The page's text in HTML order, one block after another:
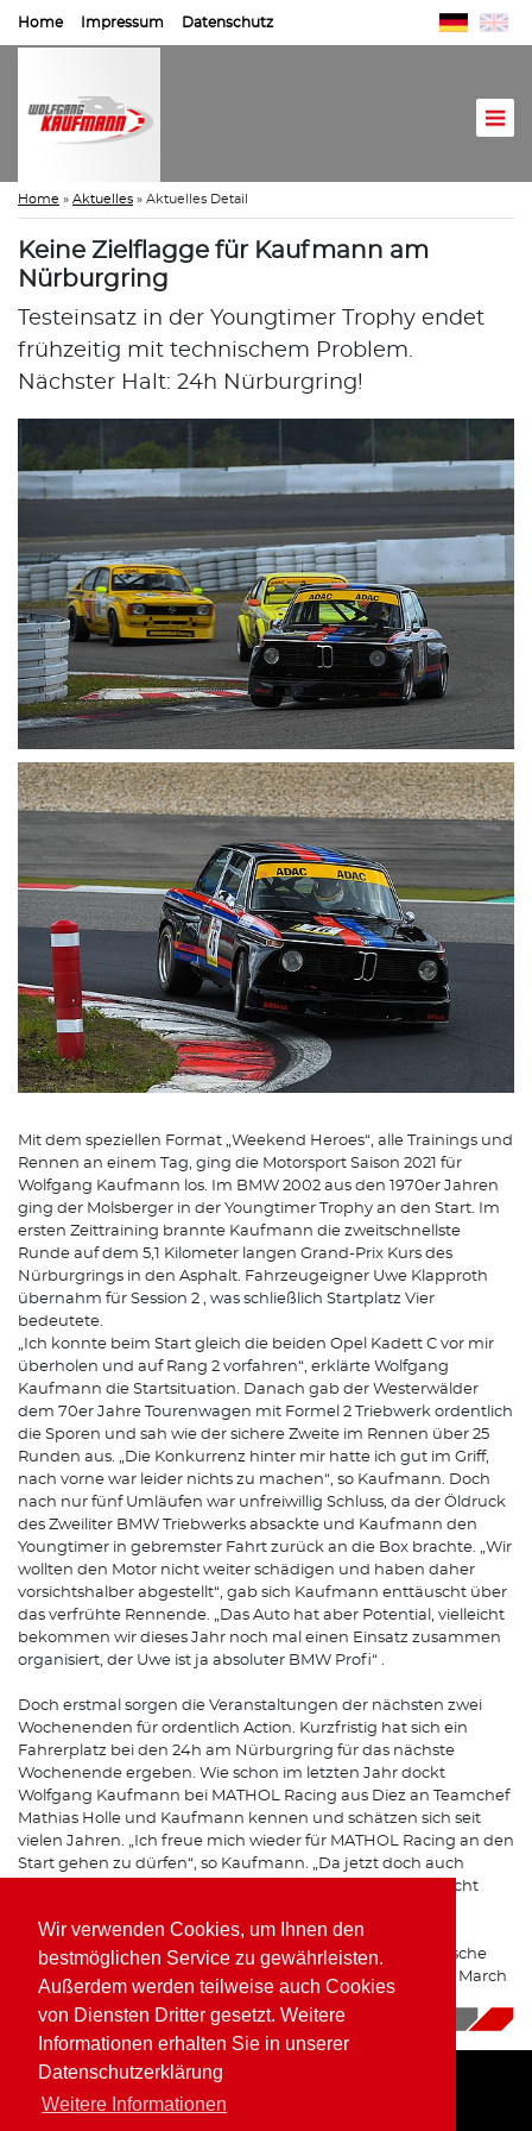
Wir verwenden Cookies, um Ihnen den
bestmöglichen Service zu gewährleisten.
Außerdem werden teilweise auch Cookies
von Diensten Dritter gesetzt. Weitere
Informationen erhalten Sie in unserer
Datenschutzerklärung
Weitere Informationen
Home Impressum Datenschutz
Home » Aktuelles » Aktuelles Detail
Keine Zielflagge für Kaufmann am
Nürburgring
Testeinsatz in der Youngtimer Trophy endet
frühzeitig mit technischem Problem.
Nächster Halt: 24h Nürburgring!
Mit dem speziellen Format „Weekend Heroes“, alle Trainings und
Rennen an einem Tag, ging die Motorsport Saison 2021 für
Wolfgang Kaufmann los. Im BMW 2002 aus den 1970er Jahren
ging der Molsberger in der Youngtimer Trophy an den Start. Im
ersten Zeittraining brannte Kaufmann die zweitschnellste
Runde auf dem 5,1 Kilometer langen Grand-Prix Kurs des
Nürburgrings in den Asphalt. Fahrzeugeigner Uwe Klapproth
übernahm für Session 2 , was schließlich Startplatz Vier
bedeutete.
„Ich konnte beim Start gleich die beiden Opel Kadett C vor mir
überholen und auf Rang 2 vorfahren“, erklärte Wolfgang
Kaufmann die Startsituation. Danach gab der Westerwälder
dem 70er Jahre Tourenwagen mit Formel 2 Triebwerk ordentlich
die Sporen und sah wie der sichere Zweite im Rennen über 25
Runden aus. „Die Konkurrenz hinter mir hatte ich gut im Griff,
nach vorne war leider nichts zu machen“, so Kaufmann. Doch
nach nur fünf Umläufen war unfreiwillig Schluss, da der Öldruck
des Zweiliter BMW Triebwerks absackte und Kaufmann den
Youngtimer in gebremster Fahrt zurück an die Box brachte. „Wir
wollten den Motor nicht weiter schädigen und haben daher
vorsichtshalber abgestellt“, gab sich Kaufmann enttäuscht über
das verfrühte Rennende. „Das Auto hat aber Potential, vielleicht
bekommen wir dieses Jahr noch mal einen Einsatz zusammen
organisiert, der Uwe ist ja absoluter BMW Profi“ .
Doch erstmal sorgen die Veranstaltungen der nächsten zwei
Wochenenden für ordentlich Action. Kurzfristig hat sich ein
Fahrerplatz bei den 24h am Nürburgring für das nächste
Wochenende ergeben. Wie schon im letzten Jahr dockt
Wolfgang Kaufmann bei MATHOL Racing aus Diez an Teamchef
Mathias Holle und Kaufmann kennen und schätzen sich seit
vielen Jahren. „Ich freue mich wieder für MATHOL Racing an den
Start gehen zu dürfen“, so Kaufmann. „Da jetzt doch auch
einige Zuschauer am Ring sein dürfen, werden wir erst recht
Danach geht es zum historischen Grand-Prix ins französische
Paul-Richard oberhalb von Nizza, wo wieder der Formel 2 March
31.05.2021
Home Impressum